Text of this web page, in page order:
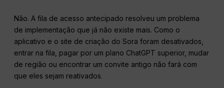
Não. A fila de acesso antecipado resolveu um problema
de implementação que já não existe mais. Como o
aplicativo e o site de criação do Sora foram desativados,
entrar na fila, pagar por um plano ChatGPT superior, mudar
de região ou encontrar um convite antigo não fará com
que eles sejam reativados.